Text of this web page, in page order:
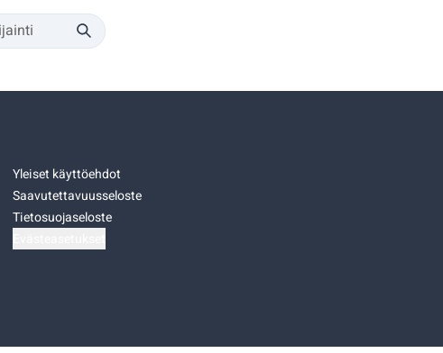
Yleiset käyttöehdot
Saavutettavuusseloste
Tietosuojaseloste